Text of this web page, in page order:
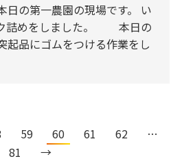
の第一農園の現場です。 い
詰めをしました。 本日の
起品にゴムをつける作業をし
59 60 61 62
…
81
→